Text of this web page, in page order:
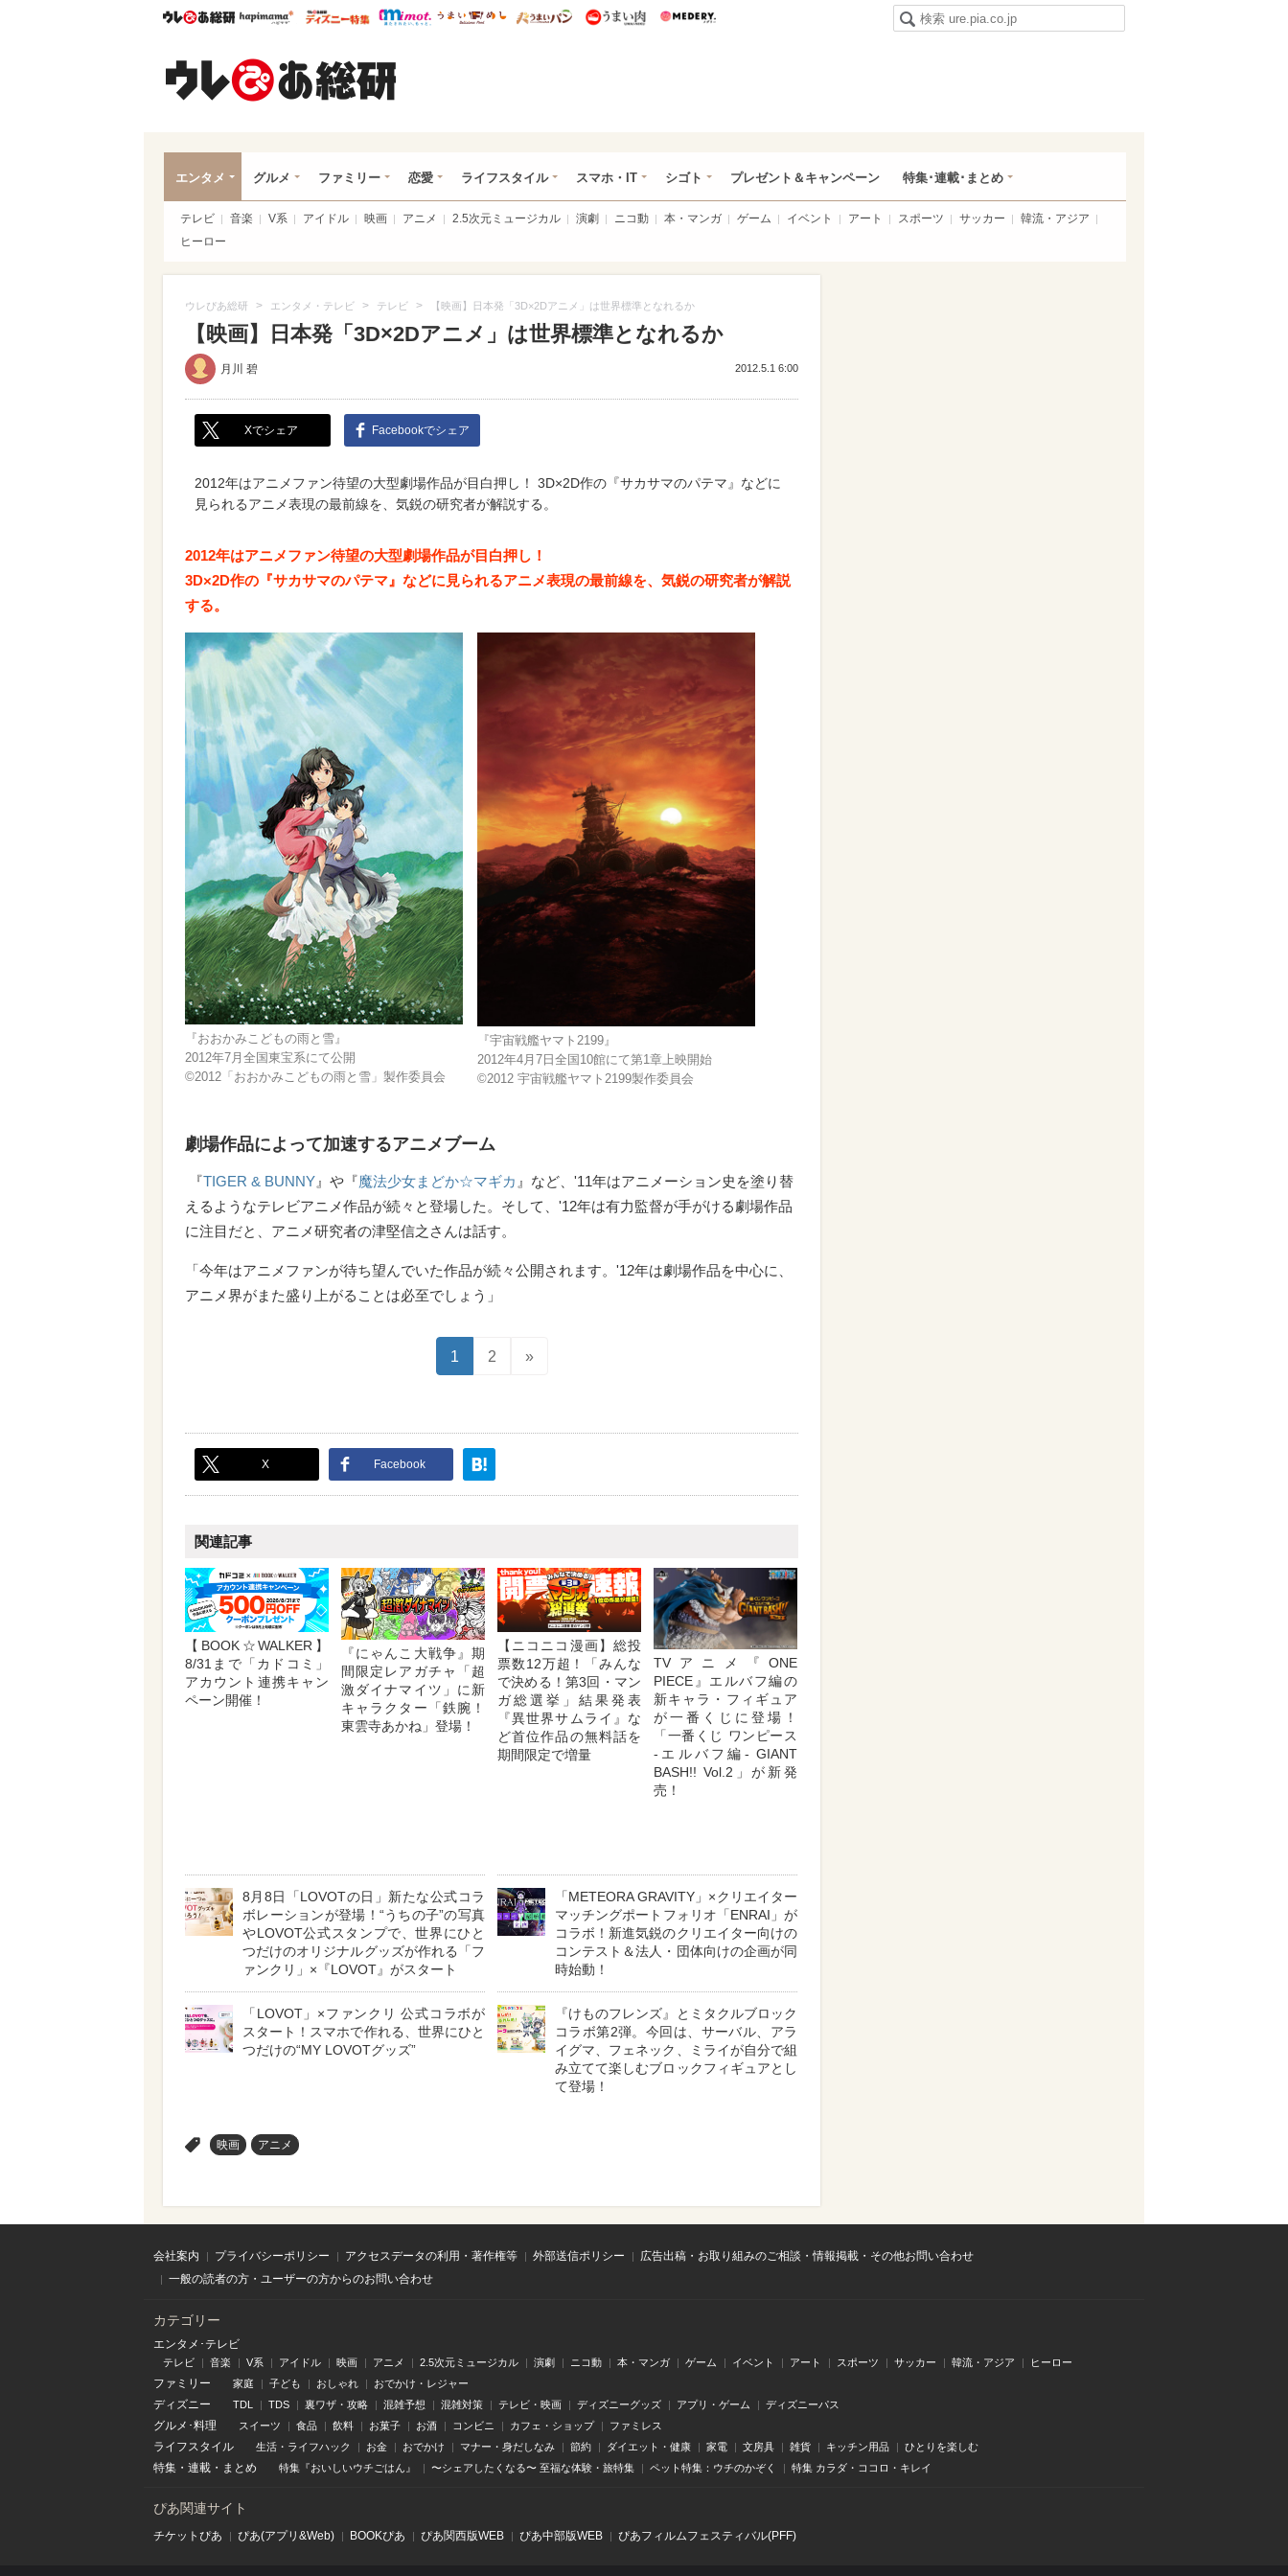
ウレぴあ総研ハピママ* ウレぴあ総研 ディズニー特集
mimot. うまいめし うまいパン うまい肉
エンタメ グルメ ファミリー 恋愛 ライフスタイル スマホ・IT シゴト プレゼント＆キャンペーン 特集･連載･まとめ
テレビ 音楽 V系 アイドル 映画 アニメ 2.5次元ミュージカル 演劇 ニコ動 本・マンガ ゲーム イベント アート スポーツ サッカー
韓流・アジア
ヒーロー
ウレぴあ総研 > エンタメ・テレビ > テレビ > 【映画】日本発「3D×2Dアニメ」は世界標準となれるか
【映画】日本発「3D×2Dアニメ」は世界標準となれるか
月川 碧 2012.5.1 6:00
Xでシェア Facebookでシェア
2012年はアニメファン待望の大型劇場作品が目白押し！ 3D×2D作の『サカサマのパテマ』などに
見られるアニメ表現の最前線を、気鋭の研究者が解説する。
2012年はアニメファン待望の大型劇場作品が目白押し！
3D×2D作の『サカサマのパテマ』などに見られるアニメ表現の最前線を、気鋭の研究者が解説
する。
『おおかみこどもの雨と雪』
2012年7月全国東宝系にて公開
©2012「おおかみこどもの雨と雪」製作委員会
『宇宙戦艦ヤマト2199』
2012年4月7日全国10館にて第1章上映開始
©2012 宇宙戦艦ヤマト2199製作委員会
劇場作品によって加速するアニメブーム
『TIGER & BUNNY 』や『魔法少女まどか☆マギカ 』など、'11年はアニメーション史を塗り替
えるようなテレビアニメ作品が続々と登場した。そして、'12年は有力監督が手がける劇場作品
に注目だと、アニメ研究者の津堅信之さんは話す。
「今年はアニメファンが待ち望んでいた作品が続々公開されます。'12年は劇場作品を中心に、
アニメ界がまた盛り上がることは必至でしょう」
1 2 »
X Facebook
関連記事
【BOOK☆WALKER】
8/31まで「カドコミ」
アカウント連携キャン
ペーン開催！
『にゃんこ大戦争』期
間限定レアガチャ「超
激ダイナマイツ」に新
キャラクター「鉄腕！
東雲寺あかね」登場！
【ニコニコ漫画】総投
票数12万超！「みんな
で決める！第3回・マン
ガ総選挙」結果発表
『異世界サムライ』な
ど首位作品の無料話を
期間限定で増量
TVアニメ『ONE
PIECE』エルバフ編の
新キャラ・フィギュア
が一番くじに登場！
「一番くじ ワンピース
-エルバフ編- GIANT
BASH!! Vol.2」が新発
売！
8月8日「LOVOTの日」新たな公式コラ
ボレーションが登場！“うちの子”の写真
やLOVOT公式スタンプで、世界にひと
つだけのオリジナルグッズが作れる「フ
ァンクリ」×『LOVOT』がスタート
「METEORA GRAVITY」×クリエイター
マッチングポートフォリオ「ENRAI」が
コラボ！新進気鋭のクリエイター向けの
コンテスト＆法人・団体向けの企画が同
時始動！
「LOVOT」×ファンクリ 公式コラボが
スタート！スマホで作れる、世界にひと
つだけの“MY LOVOTグッズ”
『けものフレンズ』とミタクルブロック
コラボ第2弾。今回は、サーバル、アラ
イグマ、フェネック、ミライが自分で組
み立てて楽しむブロックフィギュアとし
て登場！
映画 アニメ
会社案内 プライバシーポリシー アクセスデータの利用・著作権等 外部送信ポリシー
広告出稿・お取り組みのご相談・情報掲載・その他お問い合わせ
一般の読者の方・ユーザーの方からのお問い合わせ
カテゴリー
エンタメ･テレビ
テレビ 音楽 V系 アイドル 映画 アニメ 2.5次元ミュージカル 演劇 ニコ動 本・マンガ ゲーム イベント アート スポーツ サッカー 韓流・アジア ヒーロー
ファミリー 家庭 子ども おしゃれ おでかけ・レジャー
ディズニー TDL TDS 裏ワザ・攻略 混雑予想 混雑対策 テレビ・映画 ディズニーグッズ アプリ・ゲーム ディズニーパス
グルメ･料理 スイーツ 食品 飲料 お菓子 お酒 コンビニ カフェ・ショップ ファミレス
ライフスタイル 生活・ライフハック お金 おでかけ マナー・身だしなみ 節約 ダイエット・健康 家電 文房具 雑貨 キッチン用品 ひとりを楽しむ
特集 ・ 連載 ・ まとめ 特集『おいしいウチごはん』 〜シェアしたくなる〜 至福な体験・旅特集 ペット特集：ウチのかぞく 特集 カラダ・ココロ・キレイ
ぴあ関連サイト
チケットぴあ ぴあ(アプリ&Web) BOOKぴあ ぴあ関⻄版WEB ぴあ中部版WEB ぴあフィルムフェスティバル(PFF)